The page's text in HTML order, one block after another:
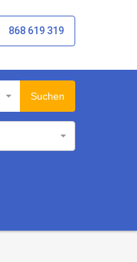
868 619 319
Suchen